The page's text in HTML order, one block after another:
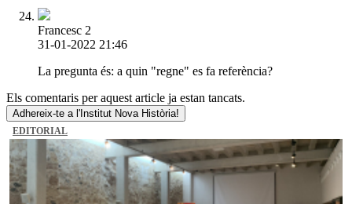
Francesc 2
31-01-2022 21:46
La pregunta és: a quin "regne" es fa referència?
Els comentaris per aquest article ja estan tancats.
Adhereix-te a l'Institut Nova Història!
EDITORIAL